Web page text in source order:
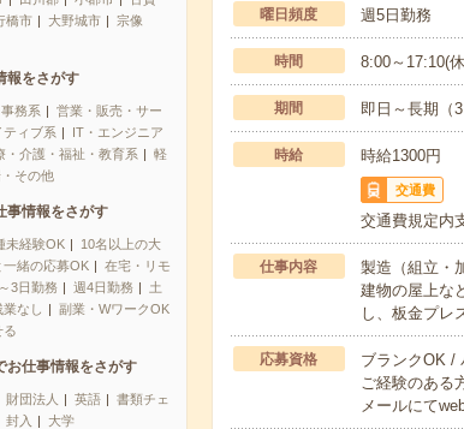
橋市 大野城市
宗像
報をさがす
務系
営業・販売・サー
ティブ系
IT・エンジニア
・介護・福祉・教育系
軽
その他
事情報をさがす
未経験OK
10名以上の大
一緒の応募OK
在宅・リモ
3日勤務 週4日勤務
土
業なし
副業・WワークOK
る
お仕事情報をさがす
財団法人 英語
書類チェ
封入 大学
曜日頻度 週5日勤務
時間 8:00～17:10(
期間 即日～長期（
時給 時給1300円
交通費
交通費規定内
仕事内容
製造（組立・
建物の屋上な
し、板金プレ
応募資格
ブランクOK /
ご経験のある
メールにて